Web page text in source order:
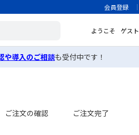
会員登録
ようこそ ゲスト
や導入のご相談も受付中です！
ご注文の確認 ご注文完了